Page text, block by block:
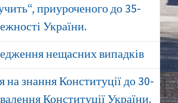
приуроченого до 35-
України.
нещасних випадків
на знання Конституції до 30-
Конституції України.